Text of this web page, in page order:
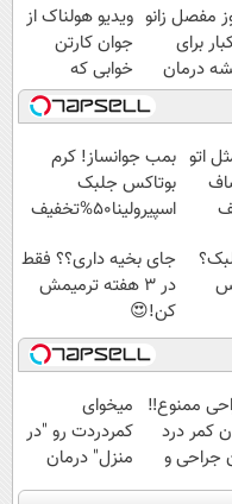
مفصل زانو
برای
درمان
ویدیو هولناک از
جوان کارتن
خوابی که
میلیاردر شد.
آموزش رایگان
اتو بمب جوانساز! کرم
بوتاکس جلبک
اسپیرولینا50%تخفیف
جای بخیه داری؟؟ فقط
در 3 هفته ترمیمش
کن!😍
ممنوع‼️
کمر درد
جراحی و
نقاهت
میخوای
کمردردت رو "در
منزل" درمان
کنی؟ (◂فیلم +